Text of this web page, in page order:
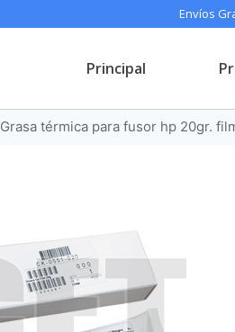
Envíos
Principal
Grasa térmica para fusor hp 20gr.